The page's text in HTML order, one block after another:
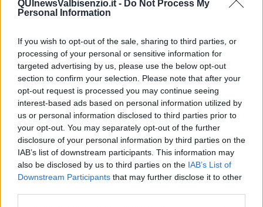
QUInewsValbisenzio.it - Do Not Process My
Personal Information
If you wish to opt-out of the sale, sharing to third parties, or
processing of your personal or sensitive information for
targeted advertising by us, please use the below opt-out
section to confirm your selection. Please note that after your
opt-out request is processed you may continue seeing
interest-based ads based on personal information utilized by
us or personal information disclosed to third parties prior to
your opt-out. You may separately opt-out of the further
disclosure of your personal information by third parties on the
IAB’s list of downstream participants. This information may
also be disclosed by us to third parties on the IAB’s List of
Downstream Participants that may further disclose it to other
Schizzi di fango
Sor-riso amaro
La festa di Capodanno
Natale 2024
Re e regnanti
A noi interessa il dito non la luna
Come rubare allo stato e vivere felici
Una performance
​Io (allo specchio)
Tramonto
Passato, presente, futuro
La virtù del non fare
Il giorno dei saldi
L'ultimo post
Leggendo l'Eneide